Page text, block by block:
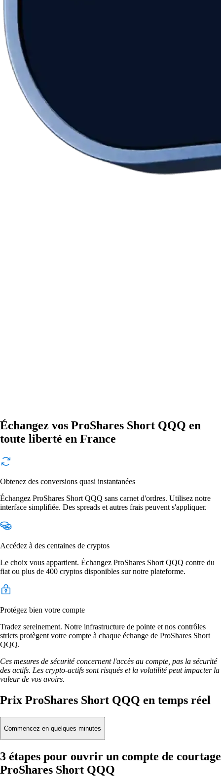
Échangez vos ProShares Short QQQ en
toute liberté en France
Obtenez des conversions quasi instantanées
Échangez ProShares Short QQQ sans carnet d'ordres. Utilisez notre
interface simplifiée. Des spreads et autres frais peuvent s'appliquer.
Accédez à des centaines de cryptos
Le choix vous appartient. Échangez ProShares Short QQQ contre du
fiat ou plus de 400 cryptos disponibles sur notre plateforme.
Protégez bien votre compte
Tradez sereinement. Notre infrastructure de pointe et nos contrôles
stricts protègent votre compte à chaque échange de ProShares Short
QQQ.
Ces mesures de sécurité concernent l'accès au compte, pas la sécurité
des actifs. Les crypto-actifs sont risqués et la volatilité peut impacter la
valeur de vos avoirs.
Prix ProShares Short QQQ en temps réel
Commencez en quelques minutes
3 étapes pour ouvrir un compte de courtage
ProShares Short QQQ